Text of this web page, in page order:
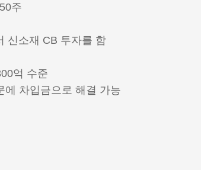
주
신소재 CB 투자를 함
억 수준
에 차입금으로 해결 가능